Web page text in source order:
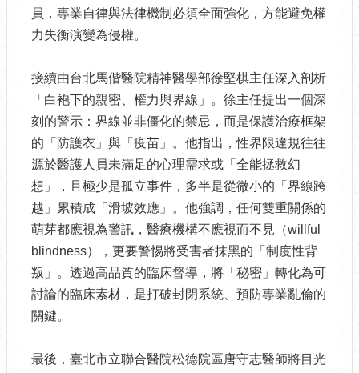
員，專業自律與法律機制必須全面強化，方能避免權
力失衡演變為侵權。
接續由台北馬偕醫院精神醫學部徐堅棋主任深入剖析
「白袍下的親密、權力與界線」。徐主任提出一個深
刻的警示：界線並非僵化的禁忌，而是保護治療框架
的「防護衣」與「疫苗」。他指出，性界限違規往往
源於醫護人員未滿足的心理需求或「全能拯救幻
想」，且極少是孤立事件，多半是從微小的「界線跨
越」累積成「滑坡效應」。他強調，任何雙重關係的
萌芽都應視為警訊，醫療機構不應視而不見（willful
blindness），更要警惕將受害者抹黑的「制度性背
叛」。透過高品質的臨床督導，將「秘密」轉化為可
討論的臨床素材，是打破封閉系統、預防專業亂倫的
關鍵。
最後，臺北市立聯合醫院松德院區唐守志醫師將目光